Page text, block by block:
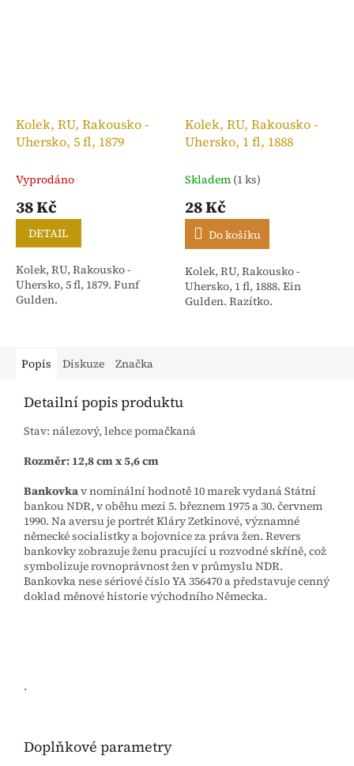
Kolek, RU, Rakousko -
Uhersko, 5 fl, 1879
Vyprodáno
38 Kč
DETAIL
Kolek, RU, Rakousko -
Uhersko, 5 fl, 1879. Funf
Gulden.
Kolek, RU, Rakousko -
Uhersko, 1 fl, 1888
Skladem (1 ks)
28 Kč
Do košíku
Kolek, RU, Rakousko -
Uhersko, 1 fl, 1888. Ein
Gulden. Razítko.
Popis Diskuze Značka
Detailní popis produktu
Stav: nálezový, lehce pomačkaná
Rozměr: 12,8 cm x 5,6 cm
Bankovkav nominální hodnotě 10 marek vydaná Státní
bankou NDR, v oběhu mezi 5. březnem 1975 a 30. červnem
1990. Na aversu je portrét Kláry Zetkinové, významné
německé socialistky a bojovnice za práva žen. Revers
bankovky zobrazuje ženu pracující u rozvodné skříně, což
symbolizuje rovnoprávnost žen v průmyslu NDR.
Bankovka nese sériové číslo YA 356470 a představuje cenný
doklad měnové historie východního Německa.
.
Doplňkové parametry